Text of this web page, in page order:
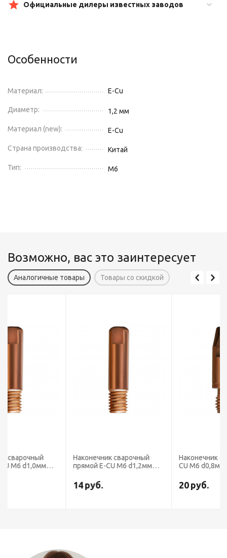
Официальные дилеры известных заводов
Особенности
Материал: E-Cu
Диаметр: 1,2 мм
Материал (new): E-Cu
Страна производства: Китай
Тип: М6
Возможно, вас это заинтересует
Аналогичные товары Товары со скидкой
Наконечник сварочный
прямой E-CU М6 d1,2мм
Наконечник сварочный E-
CU М6 d0,8мм LED6810-08